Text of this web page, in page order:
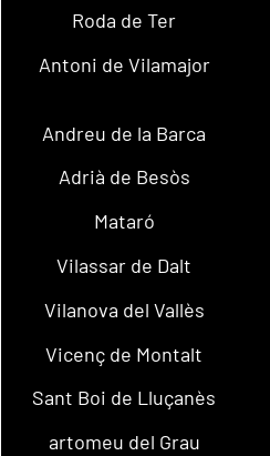
Roda de Ter
Antoni de Vilamajor
Andreu de la Barca
Adrià de Besòs
Mataró
Vilassar de Dalt
Vilanova del Vallès
Vicenç de Montalt
Sant Boi de Lluçanès
artomeu del Grau